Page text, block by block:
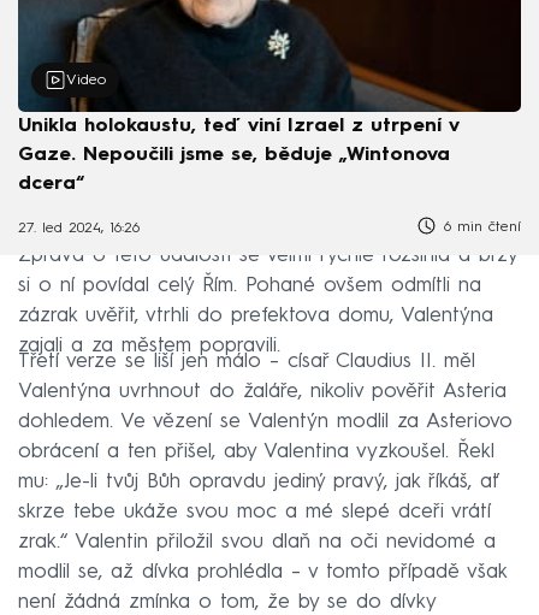
Video
Unikla holokaustu, teď viní Izrael z utrpení v
Gaze. Nepoučili jsme se, běduje „Wintonova
dcera“
27. led 2024, 16:26 6 min čtení
Zpráva o této události se velmi rychle rozšířila a brzy
si o ní povídal celý Řím. Pohané ovšem odmítli na
zázrak uvěřit, vtrhli do prefektova domu, Valentýna
zajali a za městem popravili.
Třetí verze se liší jen málo – císař Claudius II. měl
Valentýna uvrhnout do žaláře, nikoliv pověřit Asteria
dohledem. Ve vězení se Valentýn modlil za Asteriovo
obrácení a ten přišel, aby Valentina vyzkoušel. Řekl
mu: „Je-li tvůj Bůh opravdu jediný pravý, jak říkáš, ať
skrze tebe ukáže svou moc a mé slepé dceři vrátí
zrak.“ Valentin přiložil svou dlaň na oči nevidomé a
modlil se, až dívka prohlédla – v tomto případě však
není žádná zmínka o tom, že by se do dívky